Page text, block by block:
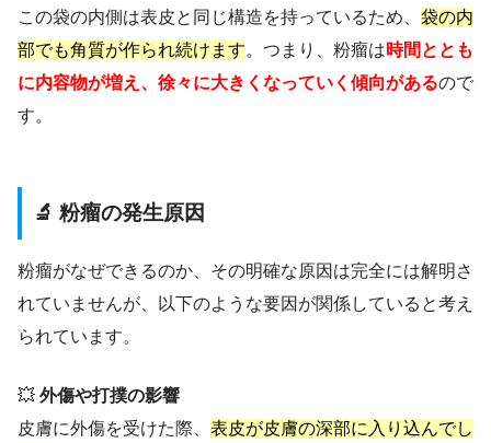
この袋の内側は表皮と同じ構造を持っているため、 袋の内
部でも角質が作られ続けます。つまり、粉瘤は時間ととも
に内容物が増え、徐々に大きくなっていく傾向があるので
す。
🔬 粉瘤の発生原因
粉瘤がなぜできるのか、その明確な原因は完全には解明さ
れていませんが、以下のような要因が関係していると考え
られています。
💥 外傷や打撲の影響
皮膚に外傷を受けた際、 表皮が皮膚の深部に入り込んでし